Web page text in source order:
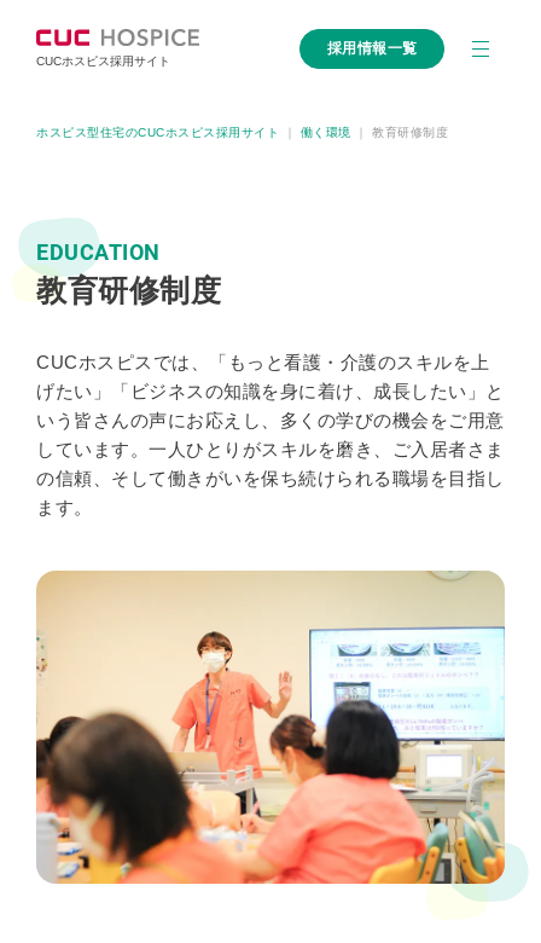
CUCホスピス採用サイト
採用情報一覧
ホスピス型住宅のCUCホスピス採用サイト 働く環境 教育研修制度
EDUCATION
教育研修制度
CUCホスピスでは、「もっと看護・介護のスキルを上
げたい」「ビジネスの知識を身に着け、成長したい」と
いう皆さんの声にお応えし、多くの学びの機会をご用意
しています。一人ひとりがスキルを磨き、ご入居者さま
の信頼、そして働きがいを保ち続けられる職場を目指し
ます。